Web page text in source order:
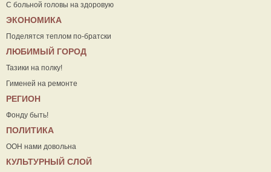
С больной головы на здоровую
ЭКОНОМИКА
Поделятся теплом по-братски
ЛЮБИМЫЙ ГОРОД
Тазики на полку!
Гименей на ремонте
РЕГИОН
Фонду быть!
ПОЛИТИКА
ООН нами довольна
КУЛЬТУРНЫЙ СЛОЙ